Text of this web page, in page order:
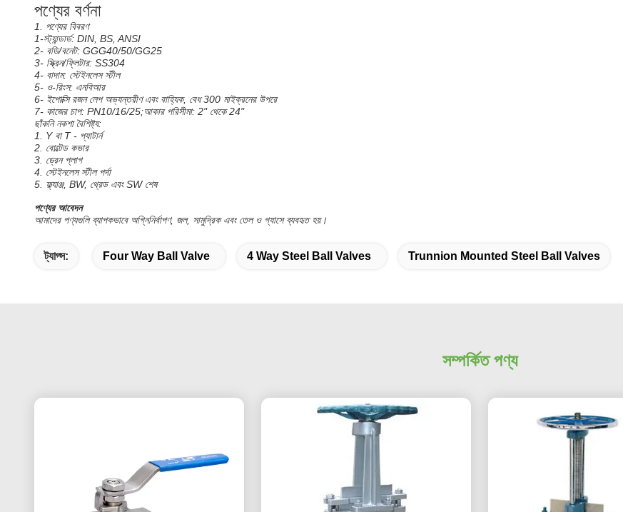
পণ্যের বর্ণনা
1. পণ্যের বিবরণ
1-স্ট্যান্ডার্ড: DIN, BS, ANSI
2- বডি/বনেট: GGG40/50/GG25
3- স্ক্রিন/ফ্লিটার: SS304
4- বাদাম: স্টেইনলেস স্টীল
5- ও-রিংস: এনবিআর
6- ইপোক্সি রজন লেপ অভ্যন্তরীণ এবং বাহ্যিক, বেধ 300 মাইক্রনের উপরে
7- কাজের চাপ: PN10/16/25;আকার পরিসীমা: 2" থেকে 24"
ছাঁকনি নকশা বৈশিষ্ট্য:
1. Y বা T - প্যাটার্ন
2. বোল্টেড কভার
3. ড্রেন প্লাগ
4. স্টেইনলেস স্টীল পর্দা
5. ফ্ল্যাঞ্জ, BW, থ্রেড এবং SW শেষ
পণ্যের আবেদন
আমাদের পণ্যগুলি ব্যাপকভাবে অগ্নিনির্বাপণ, জল, সামুদ্রিক এবং তেল ও গ্যাসে ব্যবহৃত হয়।
ট্যাগ্স: Four Way Ball Valve 4 Way Steel Ball Valves Trunnion Mounted Steel Ball Valves
সম্পর্কিত পণ্য